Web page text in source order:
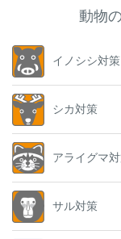
動物
イノシシ対策
シカ対策
アライグマ
サル対策